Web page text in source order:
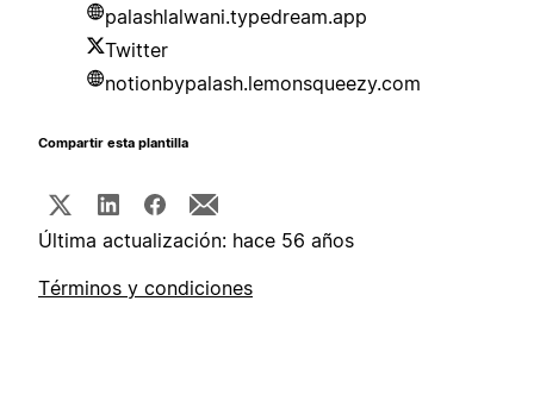
palashlalwani.typedream.app
Twitter
notionbypalash.lemonsqueezy.com
Compartir esta plantilla
Última actualización: hace 56 años
Términos y condiciones